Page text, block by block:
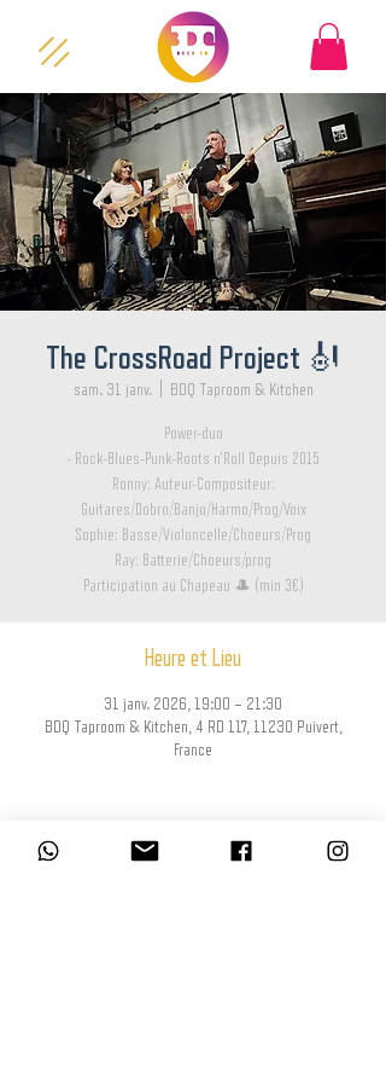
The CrossRoad Project 🎻
sam. 31 janv.
  |
BDQ Taproom & Kitchen
Power-duo
- Rock-Blues-Punk-Roots n'Roll Depuis 2015
Ronny: Auteur-Compositeur:
Guitares/Dobro/Banjo/Harmo/Prog/Voix
Sophie: Basse/Violoncelle/Choeurs/Prog
Ray: Batterie/Choeurs/prog
Participation au Chapeau 🎩 (min 3€)
Heure et Lieu
31 janv. 2026, 19:00 – 21:30
BDQ Taproom & Kitchen, 4 RD 117, 11230 Puivert,
France